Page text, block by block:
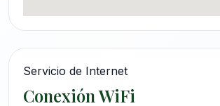
Servicio de Internet
Conexión WiFi